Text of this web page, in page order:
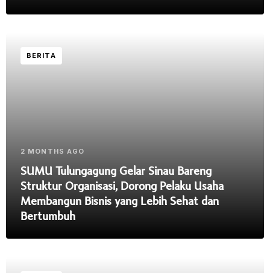
BERITA
2 MONTHS AGO
SUMU Tulungagung Gelar Sinau Bareng
Struktur Organisasi, Dorong Pelaku Usaha
Membangun Bisnis yang Lebih Sehat dan
Bertumbuh